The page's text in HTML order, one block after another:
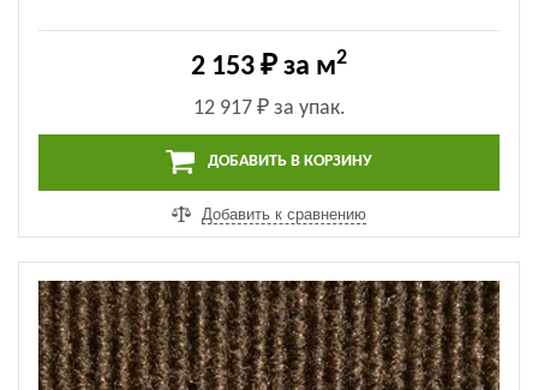
2 153 ₽ за м2
12 917 ₽за упак.
ДОБАВИТЬ В КОРЗИНУ
Добавить к сравнению